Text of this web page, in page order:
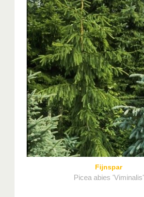
Fijnspar
Picea abies 'Viminalis'